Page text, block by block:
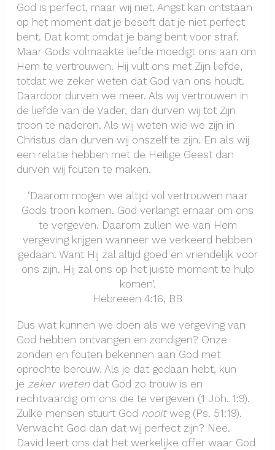
God is perfect, maar wij niet. Angst kan ontstaan
op het moment dat je beseft dat je niet perfect
bent. Dat komt omdat je bang bent voor straf.
Maar Gods volmaakte liefde moedigt ons aan om
Hem te vertrouwen. Hij vult ons met Zijn liefde,
totdat we zeker weten dat God van ons houdt.
Daardoor durven we meer. Als wij vertrouwen in
de liefde van de Vader, dan durven wij tot Zijn
troon te naderen. Als wij weten wie we zijn in
Christus dan durven wij onszelf te zijn. En als wij
een relatie hebben met de Heilige Geest dan
durven wij fouten te maken.
‘Daarom mogen we altijd vol vertrouwen naar
Gods troon komen. God verlangt ernaar om ons
te vergeven. Daarom zullen we van Hem
vergeving krijgen wanneer we verkeerd hebben
gedaan. Want Hij zal altijd goed en vriendelijk voor
ons zijn. Hij zal ons op het juiste moment te hulp
komen’.
Hebreeën 4:16, BB
Dus wat kunnen we doen als we vergeving van
God hebben ontvangen en zondigen? Onze
zonden en fouten bekennen aan God met
oprechte berouw. Als je dat gedaan hebt, kun
je zeker wetendat God zo trouw is en
rechtvaardig om ons die te vergeven (1 Joh. 1:9).
Zulke mensen stuurt God nooitweg (Ps. 51:19).
Verwacht God dan dat wij perfect zijn? Nee.
David leert ons dat het werkelijke offer waar God